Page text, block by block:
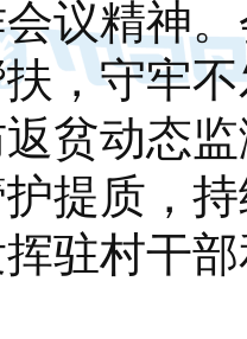
议精神
，守牢
贫动态
提质，
驻村干